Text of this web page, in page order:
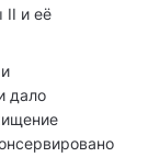
II и её
дало